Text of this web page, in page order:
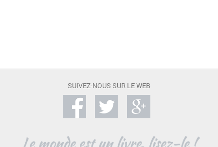
SUIVEZ-NOUS SUR LE WEB